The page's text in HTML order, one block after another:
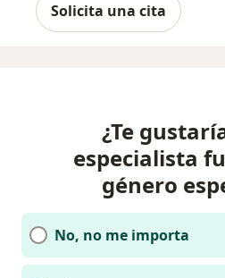
Solicita una cita
¿Te
especialista
género
No, no me importa